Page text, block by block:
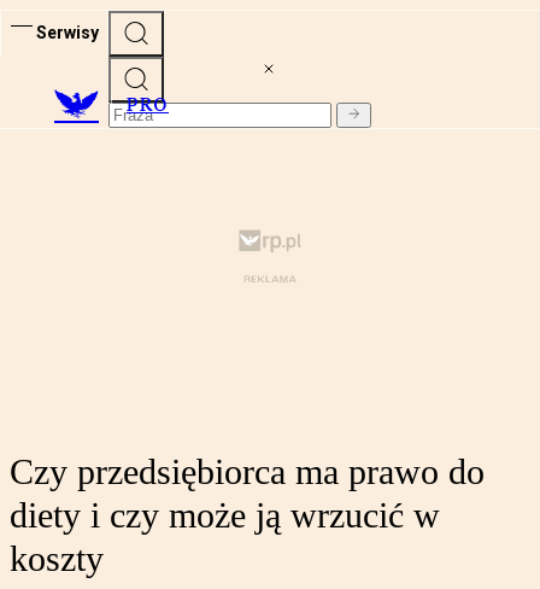
Serwisy
PRO
Czy przedsiębiorca ma prawo do
diety i czy może ją wrzucić w
koszty